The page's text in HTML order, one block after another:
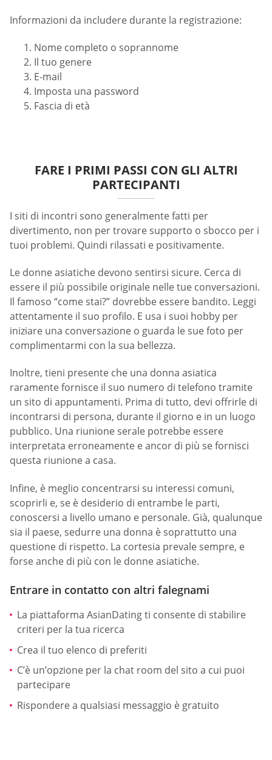
Informazioni da includere durante la registrazione:
Nome completo o soprannome
Il tuo genere
E-mail
Imposta una password
Fascia di età
FARE I PRIMI PASSI CON GLI ALTRI
PARTECIPANTI
I siti di incontri sono generalmente fatti per
divertimento, non per trovare supporto o sbocco per i
tuoi problemi. Quindi rilassati e positivamente.
Le donne asiatiche devono sentirsi sicure. Cerca di
essere il più possibile originale nelle tue conversazioni.
Il famoso “come stai?” dovrebbe essere bandito. Leggi
attentamente il suo profilo. E usa i suoi hobby per
iniziare una conversazione o guarda le sue foto per
complimentarmi con la sua bellezza.
Inoltre, tieni presente che una donna asiatica
raramente fornisce il suo numero di telefono tramite
un sito di appuntamenti. Prima di tutto, devi offrirle di
incontrarsi di persona, durante il giorno e in un luogo
pubblico. Una riunione serale potrebbe essere
interpretata erroneamente e ancor di più se fornisci
questa riunione a casa.
Infine, è meglio concentrarsi su interessi comuni,
scoprirli e, se è desiderio di entrambe le parti,
conoscersi a livello umano e personale. Già, qualunque
sia il paese, sedurre una donna è soprattutto una
questione di rispetto. La cortesia prevale sempre, e
forse anche di più con le donne asiatiche.
Entrare in contatto con altri falegnami
La piattaforma AsianDating ti consente di stabilire
criteri per la tua ricerca
Crea il tuo elenco di preferiti
C’è un’opzione per la chat room del sito a cui puoi
partecipare
Rispondere a qualsiasi messaggio è gratuito